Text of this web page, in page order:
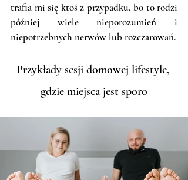
trafia mi się ktoś z przypadku, bo to rodzi
później wiele nieporozumień i
Przykłady sesji domowej lifestyle,
gdzie miejsca jest sporo